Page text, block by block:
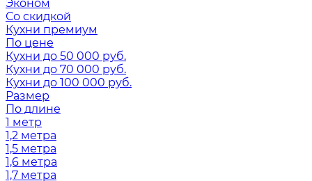
Эконом
Со скидкой
Кухни премиум
По цене
Кухни до 50 000 руб.
Кухни до 70 000 руб.
Кухни до 100 000 руб.
Размер
По длине
1 метр
1,2 метра
1,5 метра
1,6 метра
1,7 метра